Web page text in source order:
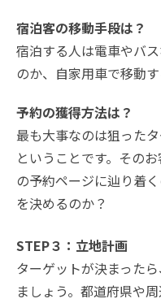
宿泊客の移動手段は ？
宿泊する人は電車やバ
のか、自家用車で移動す
予約の獲得方法は？
最も大事なのは狙った
ということです。その
の予約ページに辿り着
を決めるのか？
STEP３：立地計画
ターゲットが決まった
ましょう。都道府県や